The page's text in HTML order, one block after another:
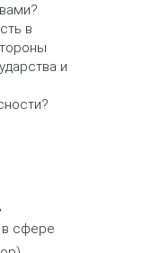
в
и
в сфере